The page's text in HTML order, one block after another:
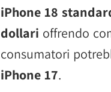
iPhone 18
dollari offrendo
consumatori
iPhone 17.